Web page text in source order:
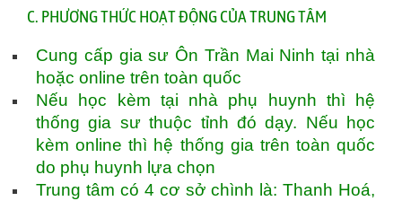
C. PHƯƠNG THỨC HOẠT ĐỘNG CỦA TRUNG TÂM
Cung cấp gia sư Ôn Trần Mai Ninh tại nhà
hoặc online trên toàn quốc
Nếu học kèm tại nhà phụ huynh thì hệ
thống gia sư thuộc tỉnh đó dạy. Nếu học
kèm online thì hệ thống gia trên toàn quốc
do phụ huynh lựa chọn
Trung tâm có 4 cơ sở chình là: Thanh Hoá,